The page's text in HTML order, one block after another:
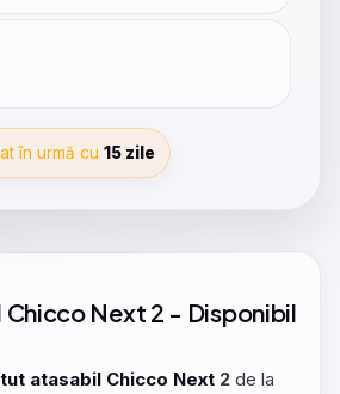
în urmă cu 15 zile
Chicco Next 2 - Disponibil
atasabil Chicco Next 2 de la